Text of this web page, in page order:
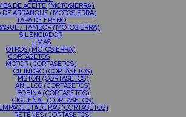
DE ACEITE (MOTOSIERRA)
DE ARRANQUE (MOTOSIERRA)
TAPA DE FRENO
/ TAMBOR (MOTOSIERRA)
SILENCIADOR
LIMAS
OTROS (MOTOSIERRA)
CORTASETOS
MOTOR (CORTASETOS)
CILINDRO (CORTASETOS)
PISTON (CORTASETOS)
ANILLOS (CORTASETOS)
BOBINA (CORTASETOS)
CIGUEÑAL (CORTASETOS)
(CORTASETOS)
RETENES (CORTASETOS)